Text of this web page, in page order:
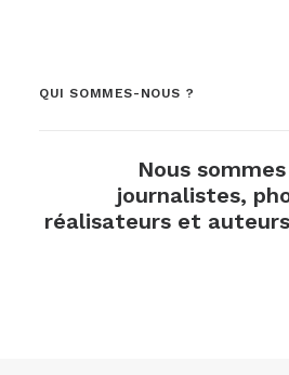
QUI SOMMES-NOUS ?
Nous
journalistes,
réalisateurs et